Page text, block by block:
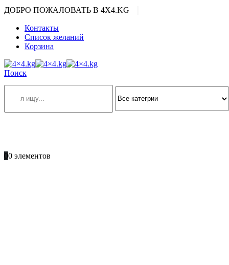
ДОБРО ПОЖАЛОВАТЬ В 4X4.KG
Контакты
Список желаний
Корзина
Поиск
00 элементов